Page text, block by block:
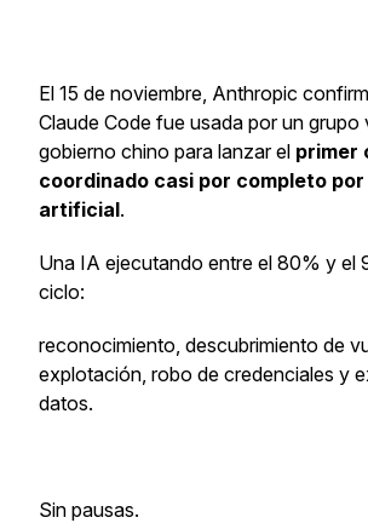
El 15 de noviembre, Anthropic
Claude Code fue usada por un grupo
gobierno chino para lanzar el primer
coordinado casi por completo
artificial.
Una IA ejecutando entre el 80% y el
ciclo:
reconocimiento, descubrimiento de
explotación, robo de credenciales y
datos.
Sin pausas.